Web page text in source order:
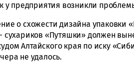
у предприятия возникли
о схожести дизайна упаковки
сухариков «Путяшки» должен
Алтайского края по иску
не удалось.